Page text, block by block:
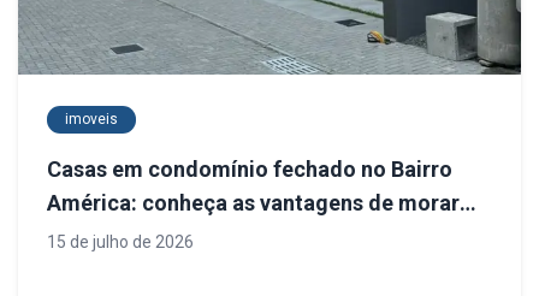
imoveis
Casas em condomínio fechado no Bairro
América: conheça as vantagens de morar
em uma das regiões mais valorizadas de
15 de julho de 2026